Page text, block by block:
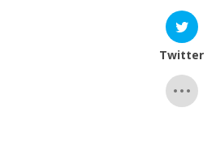
Twitter